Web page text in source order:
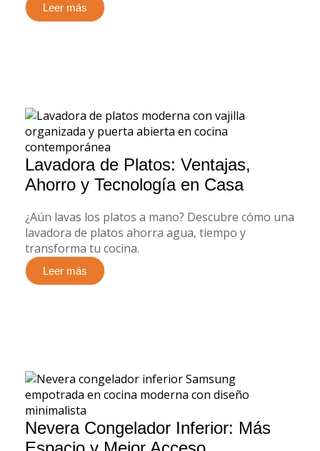
Leer más
Lavadora de Platos: Ventajas,
Ahorro y Tecnología en Casa
¿Aún lavas los platos a mano? Descubre cómo una
lavadora de platos ahorra agua, tiempo y
transforma tu cocina.
Leer más
Nevera Congelador Inferior: Más